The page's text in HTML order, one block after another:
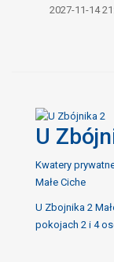
2027-11-14
U
Kwatery
Małe Ciche
U Zbojnika 2
pokojach 2 i 4